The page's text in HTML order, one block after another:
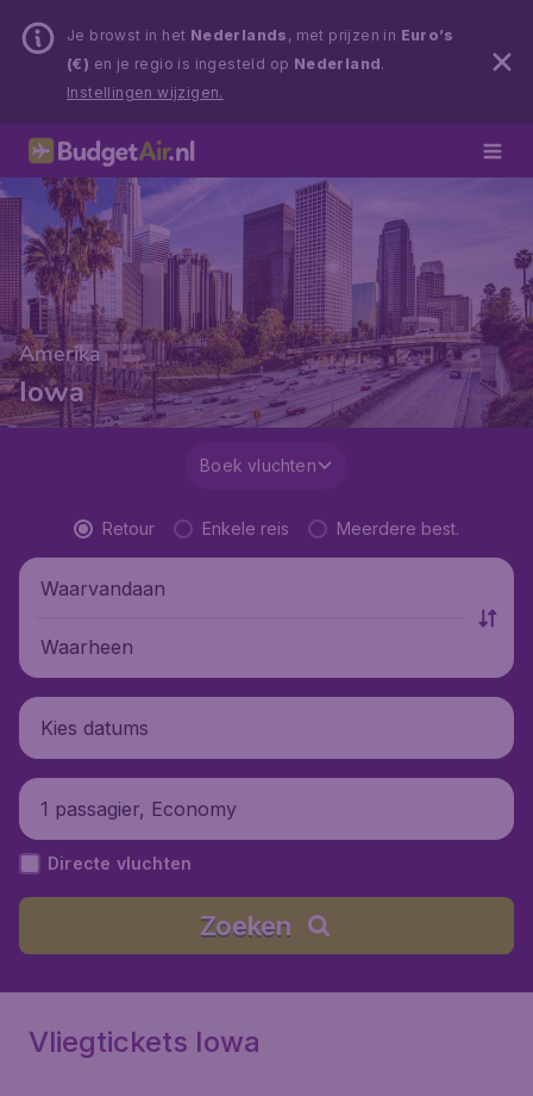
Je browst in het Nederlands , met prijzen in Euro’s
(€) en je regio is ingesteld op Nederland.
Instellingen wijzigen.
Amerika
Iowa
Boek vluchten
Retour Enkele reis Meerdere best.
Waarvandaan
Waarheen
Kies datums
1 passagier, Economy
Directe vluchten
Zoeken
Vliegtickets Iowa